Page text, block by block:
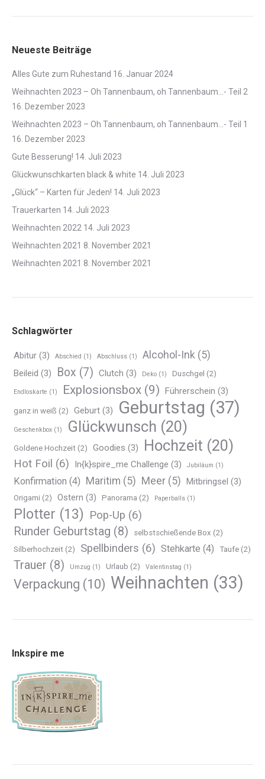
Neueste Beiträge
Alles Gute zum Ruhestand 16. Januar 2024
Weihnachten 2023 – Oh Tannenbaum, oh Tannenbaum…- Teil 2
16. Dezember 2023
Weihnachten 2023 – Oh Tannenbaum, oh Tannenbaum…- Teil 1
16. Dezember 2023
Gute Besserung! 14. Juli 2023
Glückwunschkarten black & white 14. Juli 2023
„Glück“ – Karten für Jeden! 14. Juli 2023
Trauerkarten 14. Juli 2023
Weihnachten 2022 14. Juli 2023
Weihnachten 2021 8. November 2021
Weihnachten 2021 8. November 2021
Schlagwörter
Abitur (3) Abschied (1) Abschluss (1) Alcohol-Ink (5)
Beileid (3) Box (7) Clutch (3) Deko (1) Duschgel (2)
Endloskarte (1) Explosionsbox (9) Führerschein (3)
ganz in weiß (2) Geburt (3) Geburtstag (37)
Geschenkbox (1) Glückwunsch (20)
Goldene Hochzeit (2) Goodies (3) Hochzeit (20)
Hot Foil (6) In{k}spire_me Challenge (3) Jubiläum (1)
Konfirmation (4) Maritim (5) Meer (5) Mitbringsel (3)
Origami (2) Ostern (3) Panorama (2) Paperballs (1)
Plotter (13) Pop-Up (6)
Runder Geburtstag (8) selbstschießende Box (2)
Silberhochzeit (2) Spellbinders (6) Stehkarte (4) Taufe (2)
Trauer (8) Umzug (1) Urlaub (2) Valentinstag (1)
Verpackung (10) Weihnachten (33)
Inkspire me